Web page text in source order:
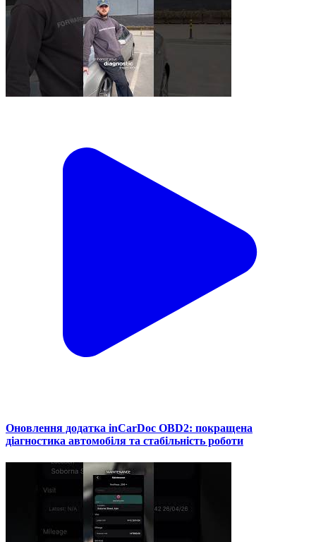
Оновлення додатка inCarDoc OBD2: покращена
діагностика автомобіля та стабільність роботи